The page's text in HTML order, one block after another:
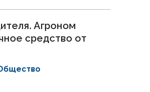
Агроном
средство от